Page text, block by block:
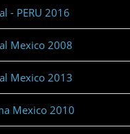
- PERU 2016
Mexico 2008
Mexico 2013
Mexico 2010